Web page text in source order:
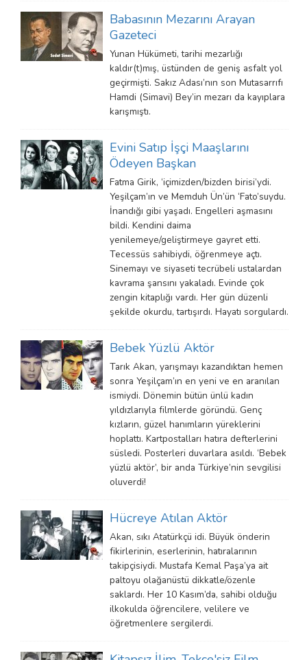
Babasının Mezarını Arayan
Gazeteci
Yunan Hükümeti, tarihi mezarlığı
kaldır(t)mış, üstünden de geniş asfalt yol
geçirmişti. Sakız Adası’nın son Mutasarrıfı
Hamdi (Simavi) Bey’in mezarı da kayıplara
karışmıştı.
Evini Satıp İşçi Maaşlarını
Ödeyen Başkan
Fatma Girik, ‘içimizden/bizden birisi’ydi.
Yeşilçam’ın ve Memduh Ün’ün ‘Fato’suydu.
İnandığı gibi yaşadı. Engelleri aşmasını
bildi. Kendini daima
yenilemeye/geliştirmeye gayret etti.
Tecessüs sahibiydi, öğrenmeye açtı.
Sinemayı ve siyaseti tecrübeli ustalardan
kavrama şansını yakaladı. Evinde çok
zengin kitaplığı vardı. Her gün düzenli
şekilde okurdu, tartışırdı. Hayatı sorgulardı.
Bebek Yüzlü Aktör
Tarık Akan, yarışmayı kazandıktan hemen
sonra Yeşilçam’ın en yeni ve en aranılan
ismiydi. Dönemin bütün ünlü kadın
yıldızlarıyla filmlerde göründü. Genç
kızların, güzel hanımların yüreklerini
hoplattı. Kartpostalları hatıra defterlerini
süsledi. Posterleri duvarlara asıldı. ‘Bebek
yüzlü aktör’, bir anda Türkiye’nin sevgilisi
oluverdi!
Hücreye Atılan Aktör
Akan, sıkı Atatürkçü idi. Büyük önderin
fikirlerinin, eserlerinin, hatıralarının
takipçisiydi. Mustafa Kemal Paşa’ya ait
paltoyu olağanüstü dikkatle/özenle
saklardı. Her 10 Kasım’da, sahibi olduğu
ilkokulda öğrencilere, velilere ve
öğretmenlere sergilerdi.